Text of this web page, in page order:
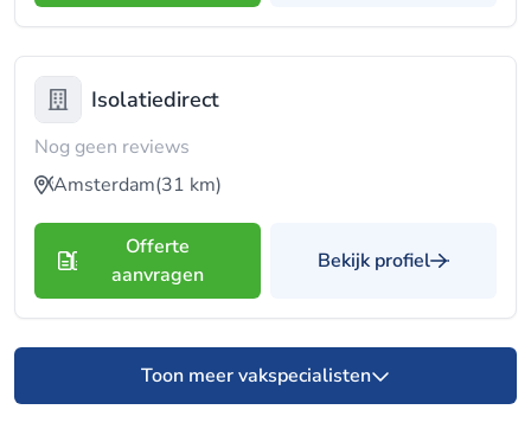
Isolatiedirect
Nog geen reviews
Amsterdam(31 km)
Offerte
aanvragen
Bekijk profiel
Toon meer vakspecialisten